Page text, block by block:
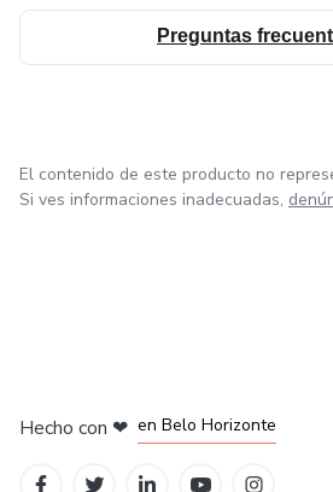
Preguntas
El contenido de este producto no
Si ves informaciones inadecuadas,
Hecho con ❤ en Belo Horizonte